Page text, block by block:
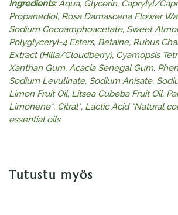
Ingredients: Aqua, Glycerin, Caprylyl/
Propanediol, Rosa Damascena Flower
Sodium Cocoamphoacetate, Sweet
Polyglyceryl-4 Esters, Betaine, Rubus
Extract (Hilla/Cloudberry), Cyamopsis
Xanthan Gum, Acacia Senegal Gum,
Sodium Levulinate, Sodium Anisate,
Limon FruitOil, Litsea Cubeba Fruit Oil,
Limonene*, Citral*, Lactic Acid *Natural
essential oils
Tutustu myös